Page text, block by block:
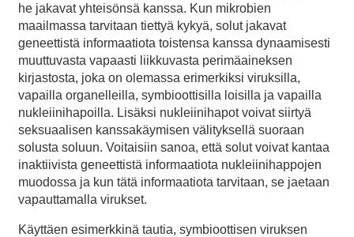
he jakavat yhteisönsä kanssa. Kun mikrobien
maailmassa tarvitaan tiettyä kykyä, solut jakavat
geneettistä informaatiota toistensa kanssa dynaamisesti
muuttuvasta vapaasti liikkuvasta perimäaineksen
kirjastosta, joka on olemassa erimerkiksi viruksilla,
vapailla organelleilla, symbioottisilla loisilla ja vapailla
nukleiinihapoilla. Lisäksi nukleiinihapot voivat siirtyä
seksuaalisen kanssakäymisen välityksellä suoraan
solusta soluun. Voitaisiin sanoa, että solut voivat kantaa
inaktiivista geneettistä informaatiota nukleiinihappojen
muodossa ja kun tätä informaatiota tarvitaan, se jaetaan
vapauttamalla virukset.
Käyttäen esimerkkinä tautia, symbioottisen viruksen